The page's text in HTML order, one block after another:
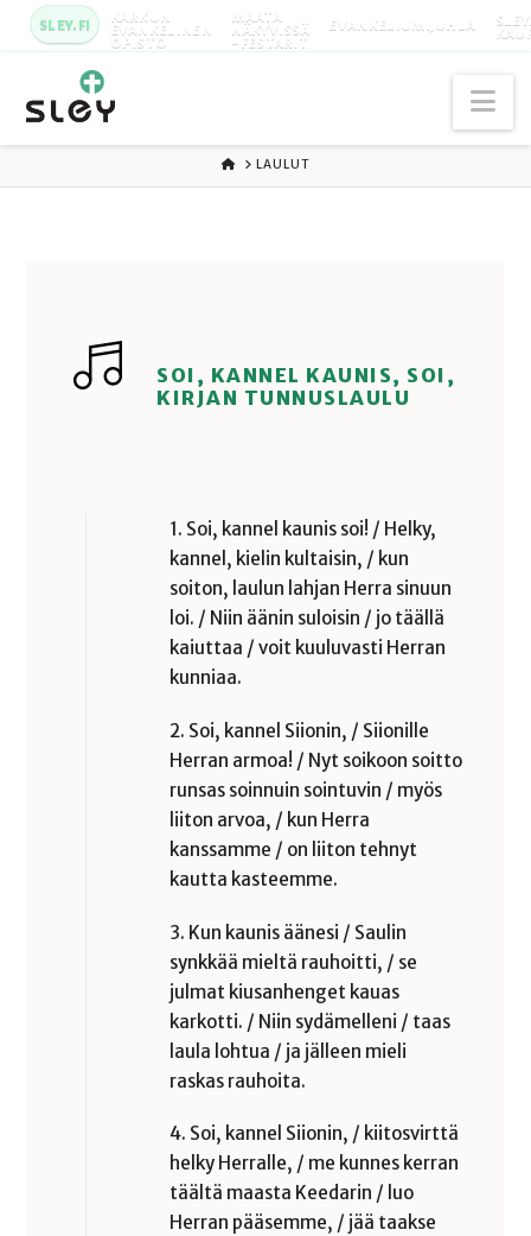
SLEY.FI KARKUN
EVANKELINEN
OPISTO
MAATA
NÄKYVISSÄ
-FESTARIT
EVANKELIUMIJUHLA
ETUSIVU
LAULUT
SOI, KANNEL KAUNIS, SOI,
KIRJAN TUNNUSLAULU
1. Soi, kannel kaunis soi! / Helky,
kannel, kielin kultaisin, / kun
soiton, laulun lahjan Herra sinuun
loi. / Niin äänin suloisin / jo täällä
kaiuttaa / voit kuuluvasti Herran
kunniaa.
2. Soi, kannel Siionin, / Siionille
Herran armoa! / Nyt soikoon soitto
runsas soinnuin sointuvin / myös
liiton arvoa, / kun Herra
kanssamme / on liiton tehnyt
kautta kasteemme.
3. Kun kaunis äänesi / Saulin
synkkää mieltä rauhoitti, / se
julmat kiusanhenget kauas
karkotti. / Niin sydämelleni / taas
laula lohtua / ja jälleen mieli
raskas rauhoita.
4. Soi, kannel Siionin, / kiitosvirttä
helky Herralle, / me kunnes kerran
täältä maasta Keedarin / luo
Herran pääsemme, / jää taakse